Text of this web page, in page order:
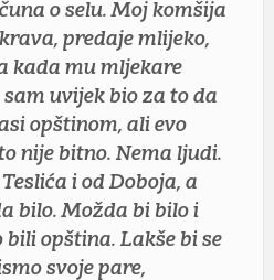
o selu. Moj komšija
predaje mlijeko,
kada mu mljekare
sam uvijek bio za to da
opštinom, ali evo
nije bitno. Nema ljudi.
i od Doboja, a
bilo. Možda bi bilo i
bili opština. Lakše bi se
svoje pare,